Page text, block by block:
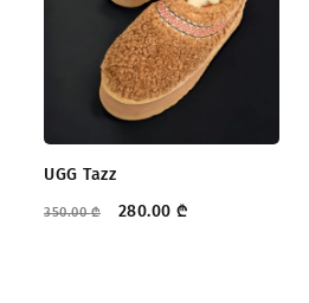
UGG Tazz
350.00₾ 280.00 ₾